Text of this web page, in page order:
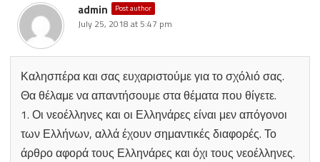
admin Post author
July 25, 2018 at 5:47 pm
Καλησπέρα και σας ευχαριστούμε για το σχόλιό σας.
Θα θέλαμε να απαντήσουμε στα θέματα που θίγετε.
1. Οι νεοέλληνες και οι Ελληνάρες είναι μεν απόγονοι
των Ελλήνων, αλλά έχουν σημαντικές διαφορές. Το
άρθρο αφορά τους Ελληνάρες και όχι τους νεοέλληνες.